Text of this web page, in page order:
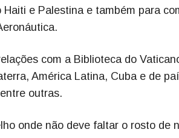
e Palestina e também para
com a Biblioteca do
América Latina, Cuba e de
outras.
onde não deve faltar o rosto de